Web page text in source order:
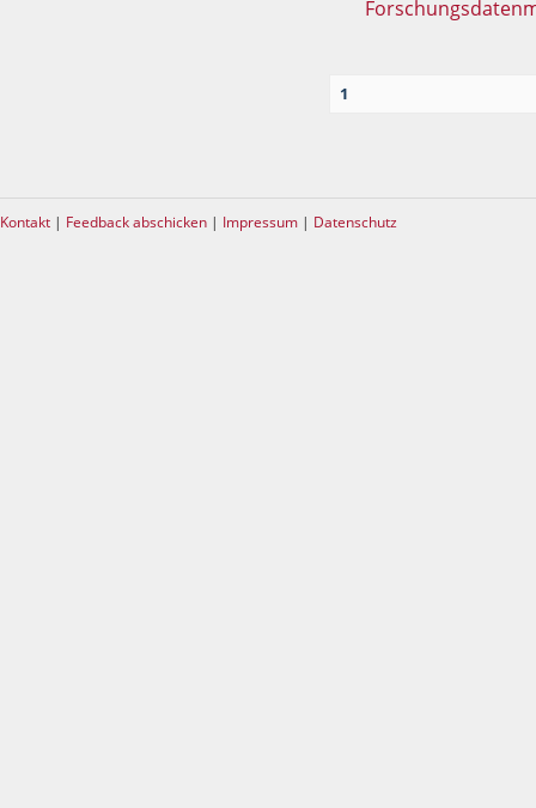
1
Kontakt | Feedback abschicken | Impressum | Datenschutz